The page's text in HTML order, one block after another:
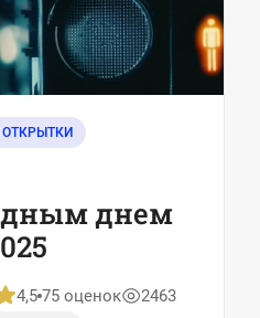
днем
4,5 75 оценок
2463